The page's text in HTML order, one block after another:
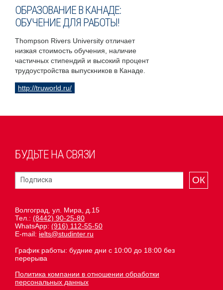
ОБРАЗОВАНИЕ В КАНАДЕ:
ОБУЧЕНИЕ ДЛЯ РАБОТЫ!
Thompson Rivers University отличает
низкая стоимость обучения, наличие
частичных стипендий и высокий процент
трудоустройства выпускников в Канаде.
http://truworld.ru/
БУДЬТЕ НА СВЯЗИ
ОК
Волгоград, ул. Мира, д.15
Тел.: (8442) 90-25-80
WhatsApp: (916) 112-55-50
E-mail: ielts@studinter.ru
График работы: будние дни с 10:00 до 18:00 без
перерыва
Политика компании в отношении обработки
персональных данных